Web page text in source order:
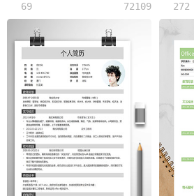
69 72109 272